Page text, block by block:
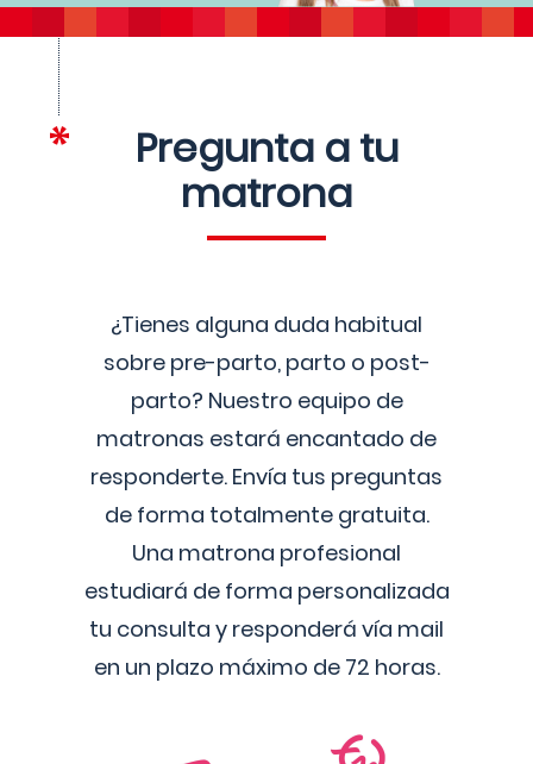
Pregunta a tu
matrona
¿Tienes alguna duda habitual
sobre pre-parto, parto o post-
parto? Nuestro equipo de
matronas estará encantado de
responderte. Envía tus preguntas
de forma totalmente gratuita.
Una matrona profesional
estudiará de forma personalizada
tu consulta y responderá vía mail
en un plazo máximo de 72 horas.